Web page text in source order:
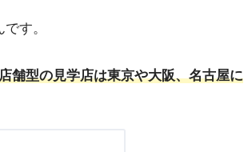
す。
舗型の見学店は東京や大阪、名古屋に